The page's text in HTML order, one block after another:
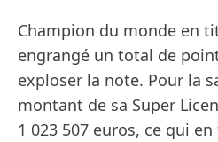
Champion du monde en
engrangé un total de
exploser la note. Pour la
montant de sa Super
1 023 507 euros, ce qui